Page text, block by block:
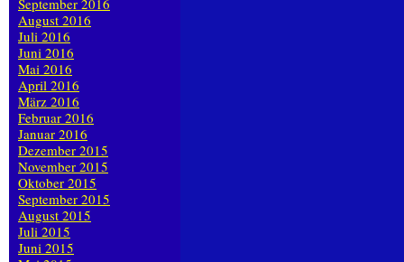
September 2016
August 2016
Juli 2016
Juni 2016
Mai 2016
April 2016
März 2016
Februar 2016
Januar 2016
Dezember 2015
November 2015
Oktober 2015
September 2015
August 2015
Juli 2015
Juni 2015